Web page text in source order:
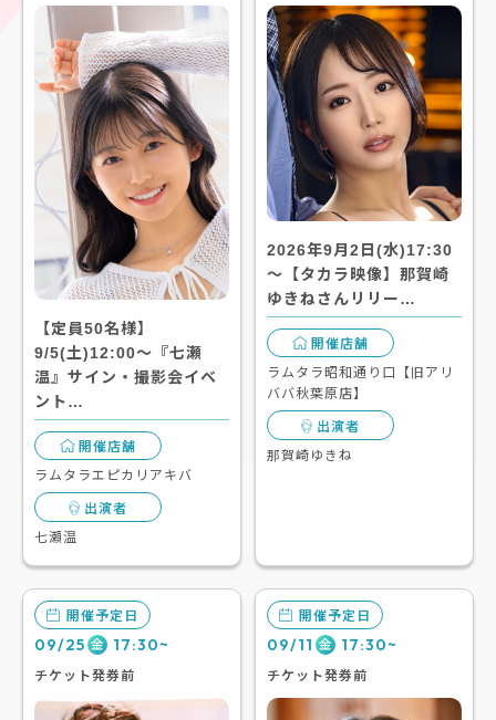
【定員50名様】
9/5(土)12:00～『七瀬
温』サイン・撮影会イベ
ント…
開催店舗
ラムタラエピカリアキバ
出演者
七瀬温
2026年9月2日(水)17:30
～【タカラ映像】那賀崎
ゆきねさんリリー…
開催店舗
ラムタラ昭和通り口【旧アリ
ババ秋葉原店】
出演者
那賀崎ゆきね
開催予定日
09/25 金 17:30~
チケット発券前
開催予定日
09/11 金 17:30~
チケット発券前